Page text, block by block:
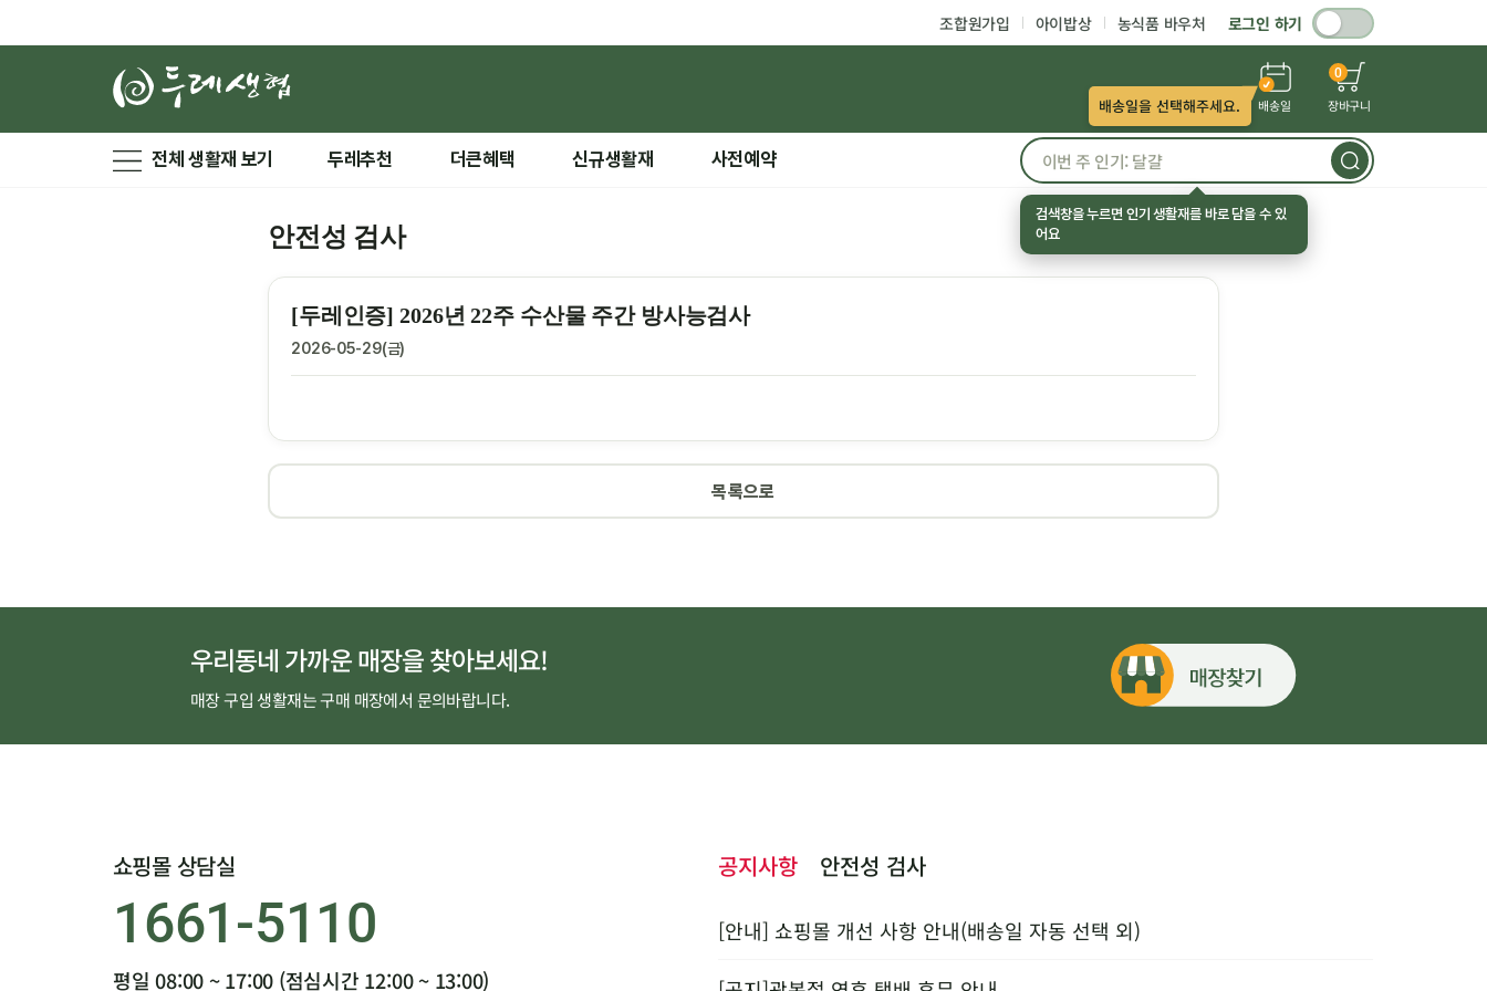
조합원가입 아이밥상 농식품 바우처 로그인 하기
배송일
배송일을 선택해주세요.
0
장바구니
전체 생활재 보기 두레추천 더큰혜택 신규생활재 사전예약
안전성 검사
[두레인증] 2026년 22주 수산물 주간 방사능검사
2026-05-29(금)
목록으로
우리동네 가까운 매장을 찾아보세요!
매장 구입 생활재는 구매 매장에서 문의바랍니다.
쇼핑몰 상담실
1661-5110
평일 08:00 ~ 17:00 (점심시간 12:00 ~ 13:00)
공지사항 안전성 검사
[안내] 쇼핑몰 개선 사항 안내(배송일 자동 선택 외)
검색창을 누르면 인기 생활재를 바로 담을 수 있
어요